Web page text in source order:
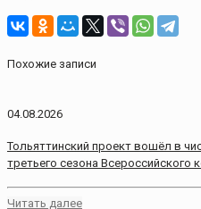
Похожие записи
04.08.2026
Тольяттинский проект вошёл в
третьего сезона Всероссийского
Читать далее